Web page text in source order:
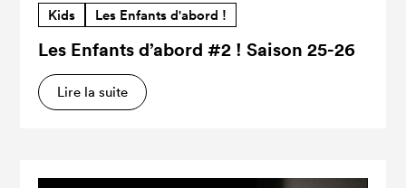
Kids Les Enfants d'abord !
Les Enfants d’abord #2 ! Saison 25-26
Lire la suite